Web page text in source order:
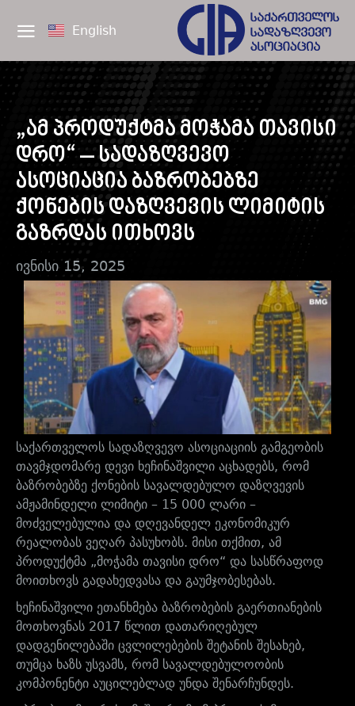
English
„ამ პროდუქტმა მოჭამა თავისი
დრო“ – სადაზღვევო
ასოციაცია ბაზრობებზე
ქონების დაზღვევის ლიმიტის
გაზრდას ითხოვს
ივნისი 15, 2025
საქართველოს სადაზღვევო ასოციაციის გამგეობის
თავმჯდომარე დევი ხეჩინაშვილი აცხადებს, რომ
ბაზრობებზე ქონების სავალდებულო დაზღვევის
ამჟამინდელი ლიმიტი – 15 000 ლარი –
მოძველებულია და დღევანდელ ეკონომიკურ
რეალობას ვეღარ პასუხობს. მისი თქმით, ამ
პროდუქტმა „მოჭამა თავისი დრო“ და სასწრაფოდ
მოითხოვს გადახედვასა და გაუმჯობესებას.
ხეჩინაშვილი ეთანხმება ბაზრობების გაერთიანების
მოთხოვნას 2017 წლით დათარიღებულ
დადგენილებაში ცვლილებების შეტანის შესახებ,
თუმცა ხაზს უსვამს, რომ სავალდებულოობის
კომპონენტი აუცილებლად უნდა შენარჩუნდეს.